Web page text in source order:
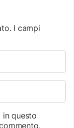
I campi
in questo